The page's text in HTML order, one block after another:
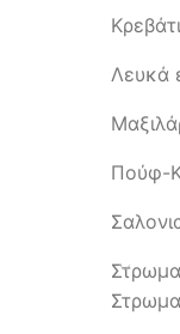
Λευκά
Πούφ-